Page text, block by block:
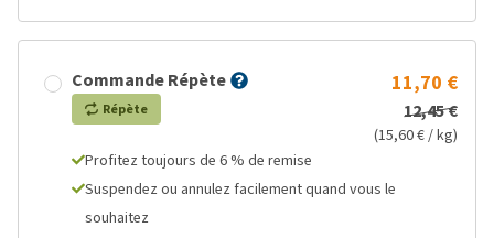
Commande Répète
Répète
11,70 €
12,45 €
(15,60 € / kg)
Profitez toujours de 6 % de remise
Suspendez ou annulez facilement quand vous le
souhaitez